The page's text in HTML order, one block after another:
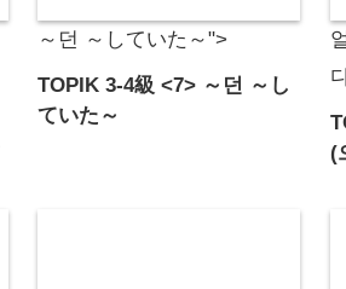
～던 ～していた～">
TOPIK 3-4級 <7> ～던 ～し
ていた～
(